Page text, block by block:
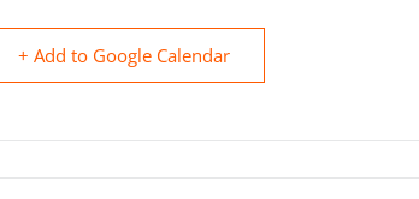
+ Add to Google Calendar